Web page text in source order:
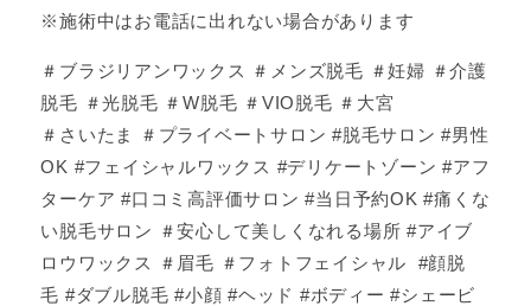
※施術中はお電話に出れない場合があります
＃ブラジリアンワックス ＃メンズ脱毛 ＃妊婦 ＃介護
脱毛 ＃光脱毛 ＃W脱毛 ＃VIO脱毛 ＃大宮
＃さいたま ＃プライベートサロン #脱毛サロン #男性
OK #フェイシャルワックス #デリケートゾーン #アフ
ターケア #口コミ高評価サロン #当日予約OK #痛くな
い脱毛サロン ＃安心して美しくなれる場所 #アイブ
ロウワックス ＃眉毛 ＃フォトフェイシャル #顔脱
毛 #ダブル脱毛 #小顔 #ヘッド #ボディー #シェービ